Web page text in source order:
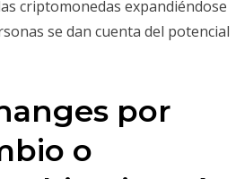
criptomonedas expandiéndose
se dan cuenta del potencial
por
o